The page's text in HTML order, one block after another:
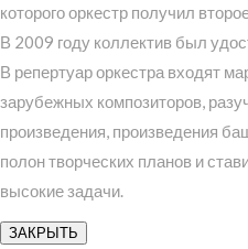
которого оркестр получил
В 2009 году коллектив был
В репертуар оркестра входят
зарубежных композиторов,
произведения, произведения
полон творческих планов и
высокие задачи.
ЗАКРЫТЬ